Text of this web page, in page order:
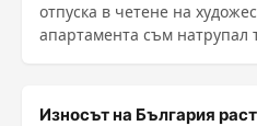
отпуска в четене на
апартамента съм натрупал
Износът на България